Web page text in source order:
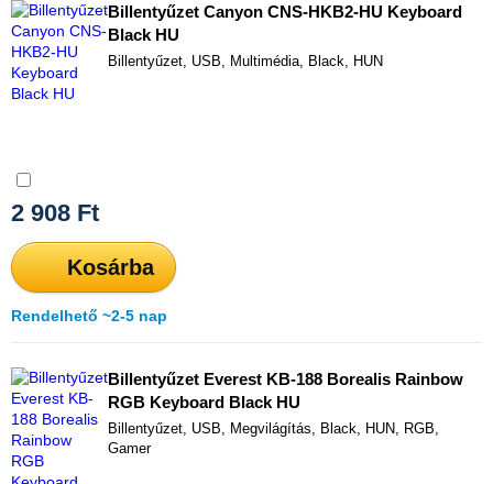
Billentyűzet Canyon CNS-HKB2-HU Keyboard
Black HU
Billentyűzet, USB, Multimédia, Black, HUN
2 908 Ft
Kosárba
Rendelhető ~2-5 nap
Billentyűzet Everest KB-188 Borealis Rainbow
RGB Keyboard Black HU
Billentyűzet, USB, Megvilágítás, Black, HUN, RGB,
Gamer